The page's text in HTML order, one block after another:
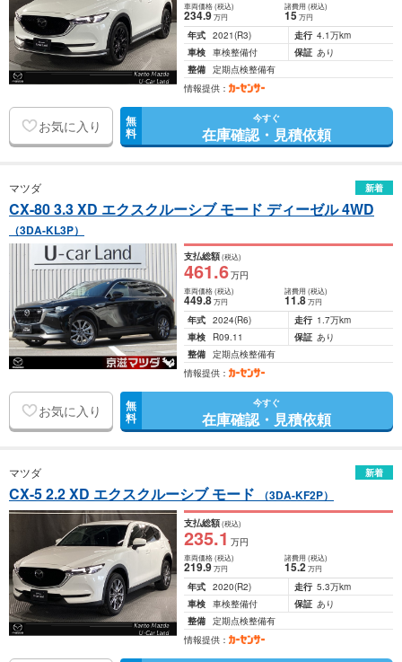
車両価格(税込)
234.9万円
諸費用 (税込)
15 万円
年式 2021(R3) 走行 4.1万km
車検 車検整備付 保証 あり
整備 定期点検整備有
情報提供：
お気に入り 無
料
今すぐ
在庫確認・見積依頼
マツダ 新着
CX-80 3.3 XD エクスクルーシブ モード ディーゼル 4WD
（3DA-KL3P）
支払総額(税込)
461.6万円
車両価格(税込)
449.8万円
諸費用 (税込)
11.8 万円
年式 2024(R6) 走行 1.7万km
車検
R09.11 保証 あり
整備 定期点検整備有
情報提供：
お気に入り 無
料
今すぐ
在庫確認・見積依頼
マツダ 新着
CX-5 2.2 XD エクスクルーシブ モード （3DA-KF2P）
支払総額(税込)
235.1 万円
車両価格(税込)
219.9万円
諸費用 (税込)
15.2 万円
年式 2020(R2) 走行 5.3万km
車検 車検整備付 保証 あり
整備 定期点検整備有
情報提供：